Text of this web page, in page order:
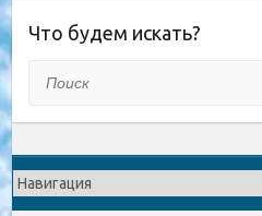
Что будем искать?